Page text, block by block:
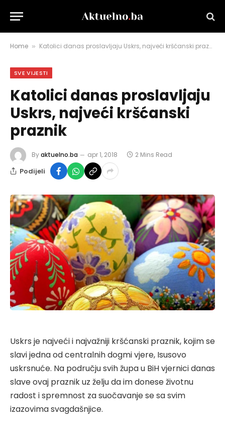
Home » Katolici danas proslavljaju Uskrs, najveći kršćanski praznik
SVE VIJESTI
Katolici danas proslavljaju
Uskrs, najveći kršćanski
praznik
Byaktuelno.ba apr 1, 2018 2 Mins Read
Podijeli
Uskrs je najveći i najvažniji kršćanski praznik, kojim se
slavi jedna od centralnih dogmi vjere, Isusovo
uskrsnuće. Na području svih župa u BiH vjernici danas
slave ovaj praznik uz želju da im donese životnu
radost i spremnost za suočavanje se sa svim
izazovima svagdašnjice.